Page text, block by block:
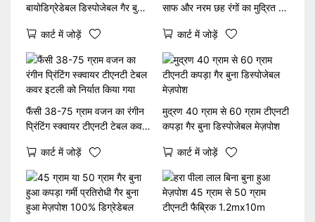
बायोडिग्रेडेबल डिस्पोजेबल गैर बुना
कार्ट में जोड़ें
साफ और नरम छह रंगों का मुद्रित गैर
कार्ट में जोड़ें
फैंसी 38-75 ग्राम वजन का रंगीन
प्रिंटिंग स्क्वायर टीएनटी टेबल कवर
कार्ट में जोड़ें
मुद्रण 40 ग्राम से 60 ग्राम टीएनटी
कपड़ा गैर बुना डिस्पोजेबल मेज़पोश
कार्ट में जोड़ें